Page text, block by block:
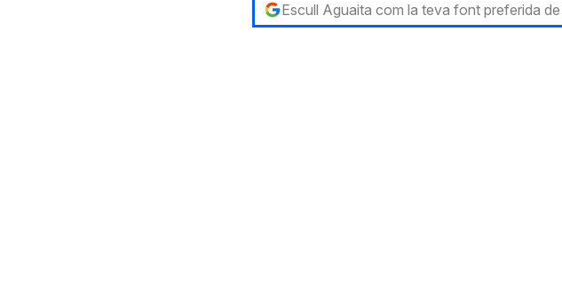
Escull Aguaita com la teva font preferida